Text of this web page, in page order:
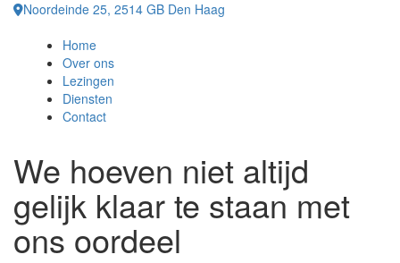
SkipNoordeinde 25, 2514 GB Den Haag
Home
Over ons
Lezingen
Diensten
Contact
We hoeven niet altijd
gelijk klaar te staan met
ons oordeel